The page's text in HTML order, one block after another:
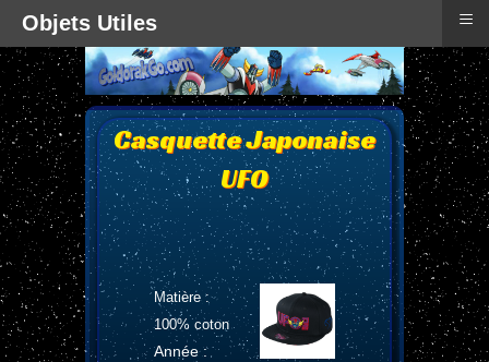
Casquette Japonaise
UFO
Matière :
100% coton
Année :
Objets Utiles ≡